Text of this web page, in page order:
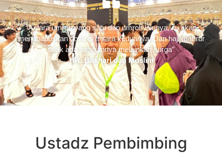
“Antara umroh yang satu dan umroh lainnya, itu akan
menghapuskan dosa di antara keduanya. Dan haji mabrur
tidak ada balasannya melainkan surga”
HR. Bukhari dan Muslim
Ustadz Pembimbing